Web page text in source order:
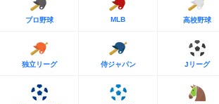
プロ野球 MLB 高校野球
独立リーグ 侍ジャパン Jリーグ